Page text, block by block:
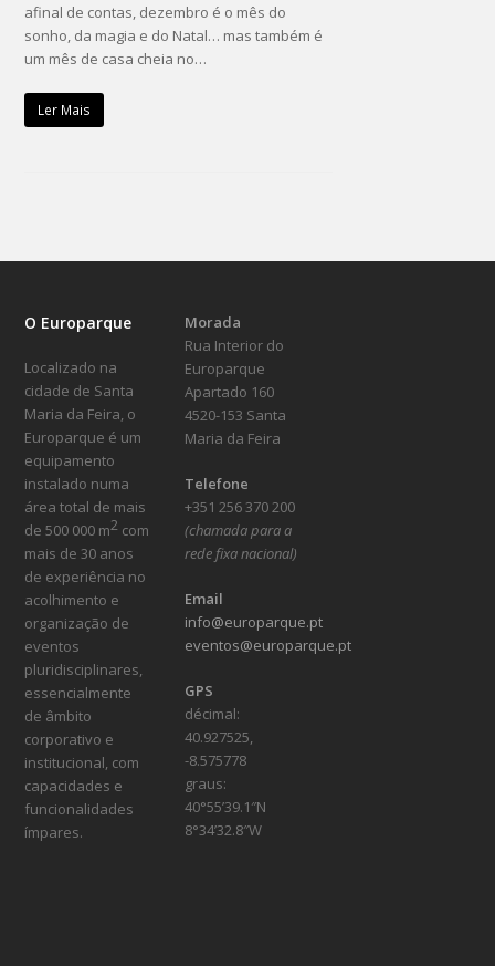
afinal de contas, dezembro é o mês do
sonho, da magia e do Natal… mas também é
um mês de casa cheia no…
Ler Mais
O Europarque
Localizado na
cidade de Santa
Maria da Feira, o
Europarque é um
equipamento
instalado numa
área total de mais
de 500 000 m2 com
mais de 30 anos
de experiência no
acolhimento e
organização de
eventos
pluridisciplinares,
essencialmente
de âmbito
corporativo e
institucional, com
capacidades e
funcionalidades
ímpares.
Morada
Rua Interior do
Europarque
Apartado 160
4520-153 Santa
Maria da Feira
Telefone
+351 256 370 200
(chamada para a
rede fixa nacional)
Email
info@europarque.pt
eventos@europarque.pt
GPS
décimal:
40.927525,
-8.575778
graus:
40°55’39.1″N
8°34’32.8″W